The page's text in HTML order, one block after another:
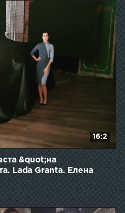
16:2
&quot;на
Lada Granta. Елена